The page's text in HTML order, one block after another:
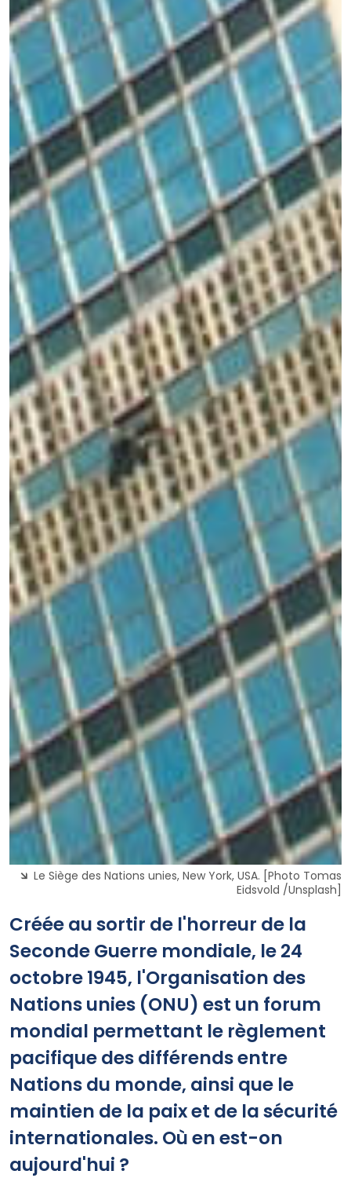
Le Siège des Nations unies, New York, USA. [Photo Tomas
Eidsvold /Unsplash]
Créée au sortir de l'horreur de la
Seconde Guerre mondiale, le 24
octobre 1945, l'Organisation des
Nations unies (ONU) est un forum
mondial permettant le règlement
pacifique des différends entre
Nations du monde, ainsi que le
maintien de la paix et de la sécurité
internationales. Où en est-on
aujourd'hui ?